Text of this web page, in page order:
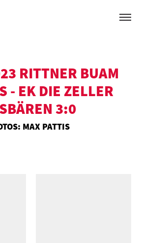
RITTNER BUAM
- EK DIE ZELLER
3:0
MAX PATTIS